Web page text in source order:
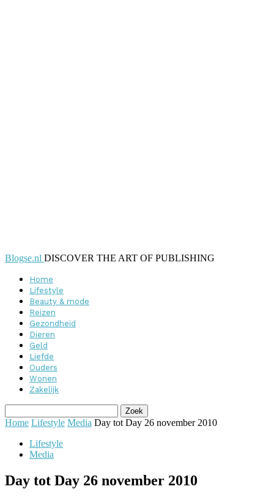
Blogse.nl DISCOVER THE ART OF PUBLISHING
Home
Lifestyle
Beauty & mode
Reizen
Gezondheid
Dieren
Geld
Liefde
Ouders
Wonen
Zakelijk
Home Lifestyle Media Day tot Day 26 november 2010
Lifestyle
Media
Day tot Day 26 november 2010